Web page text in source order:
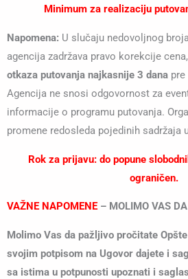
Minimum za realizaciju
Napomena: U slučaju nedovoljnog
agencija zadržava pravo korekcije
otkaza putovanja najkasnije 3 dana
Agencija ne snosi odgovornost za
informacije o programu putovanja.
promene redosleda pojedinih sadržaja
Rok za prijavu: do popune
ograničen.
VAŽNE NAPOMENE– MOLIMO VAS
Molimo Vas da pažljivo pročitate
svojim potpisom na Ugovor dajete i
sa istima u potpunosti upoznati i